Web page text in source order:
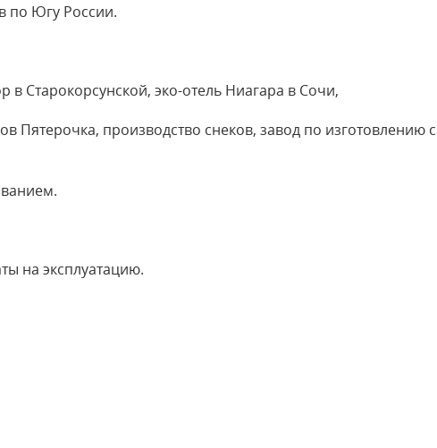
по Югу России.
в Старокорсунской, эко-отель Ниагара в Сочи,
Пятерочка, производство снеков, завод по изготовлению
на эксплуатацию.